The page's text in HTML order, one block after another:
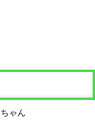
ゃん